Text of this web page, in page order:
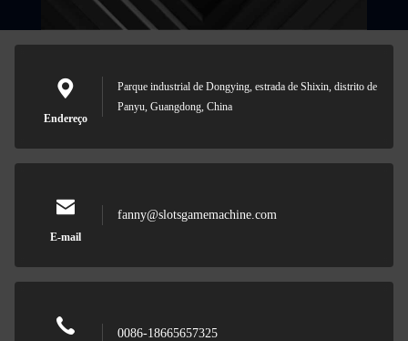
Endereço
Parque industrial de Dongying, estrada de Shixin, distrito de
Panyu, Guangdong, China
E-mail
fanny@slotsgamemachine.com
0086-18665657325